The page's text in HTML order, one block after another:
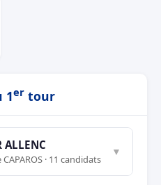
1er tour
ALLENC
· 11 candidats
▼